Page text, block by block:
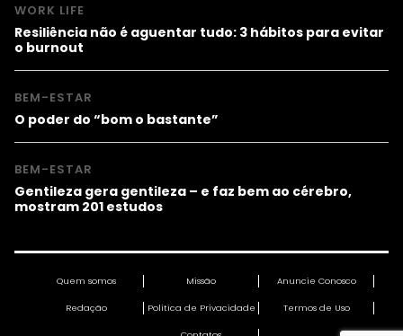
WORK LIFE
Resiliência não é aguentar tudo: 3 hábitos para evitar
o burnout
BEM-ESTAR
O poder do “bom o bastante”
BEM-ESTAR
Gentileza gera gentileza – e faz bem ao cérebro,
mostram 201 estudos
Quem somos Missão Anuncie Conosco
Redação Política de Privacidade Termos de Uso